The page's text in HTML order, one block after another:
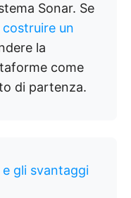
Sonar. Se
un
la
come
di partenza.
gli svantaggi